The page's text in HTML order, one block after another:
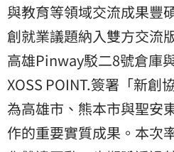
與教育等領域交流成果豐
創就業議題納入雙方交流
高雄Pinway駁二8號倉庫
XOSS POINT.簽署「新創
為高雄市、熊本市與聖安
作的重要實質成果。本次